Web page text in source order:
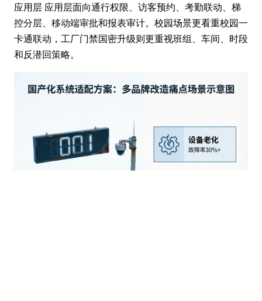
应用层 应用层面向通行权限、访客预约、考勤联动、梯
控分层、移动端审批和报表审计。校园场景更看重校园一
卡通联动，工厂门禁国密升级则更重视班组、车间、时段
和反潜回策略。